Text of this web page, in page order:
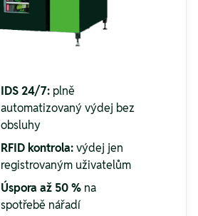
IDS 24/7: plně
automatizovaný výdej bez
obsluhy
RFID kontrola:výdej jen
registrovaným uživatelům
Úspora až 50 % na
spotřebě nářadí